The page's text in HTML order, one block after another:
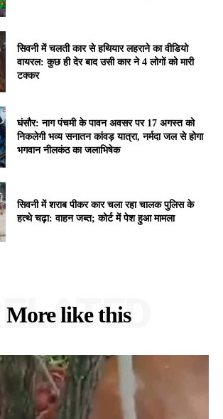
सिवनी में चलती कार से हथियार लहराने का वीडियो
वायरल: कुछ ही देर बाद उसी कार ने 4 लोगों को मारी
टक्कर
घंसौर: नाग पंचमी के पावन अवसर पर 17 अगस्त को
निकलेगी भव्य सनातन कांवड़ यात्रा, नर्मदा जल से होगा
भगवान नीलकंठ का जलाभिषेक
सिवनी में शराब पीकर कार चला रहा चालक पुलिस के
हत्थे चढ़ा: वाहन जब्त; कोर्ट में पेश हुआ मामला
More like this
RELATED